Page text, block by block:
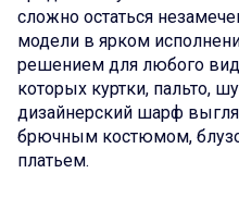
сложно остаться
модели в ярком
решением для любого
которых куртки, пальто,
дизайнерский шарф
брючным костюмом,
платьем.